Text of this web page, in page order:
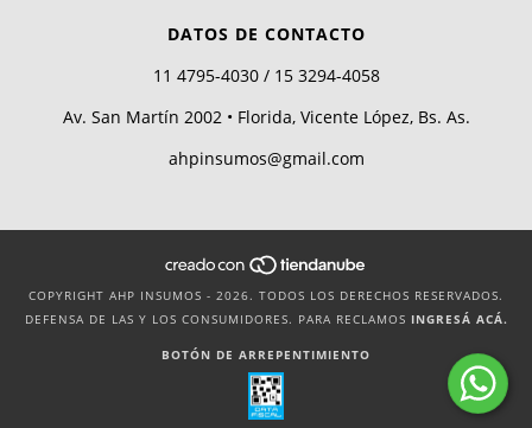
DATOS DE CONTACTO
11 4795-4030 / 15 3294-4058
Av. San Martín 2002 • Florida, Vicente López, Bs. As.
ahpinsumos@gmail.com
COPYRIGHT AHP INSUMOS - 2026. TODOS LOS DERECHOS RESERVADOS.
DEFENSA DE LAS Y LOS CONSUMIDORES. PARA RECLAMOS INGRESÁ ACÁ.
BOTÓN DE ARREPENTIMIENTO